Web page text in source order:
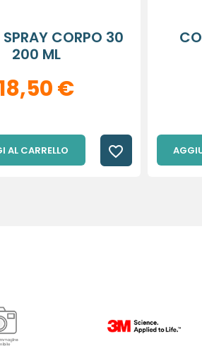
SPRAY CORPO 30
200 ML
€
AL CARRELLO favorite_border